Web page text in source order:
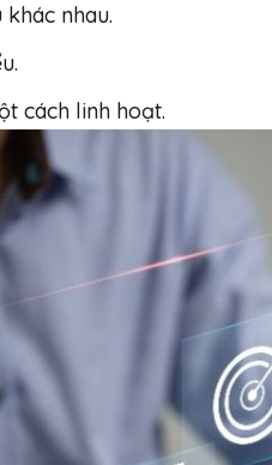
nhau.
cách linh hoạt.